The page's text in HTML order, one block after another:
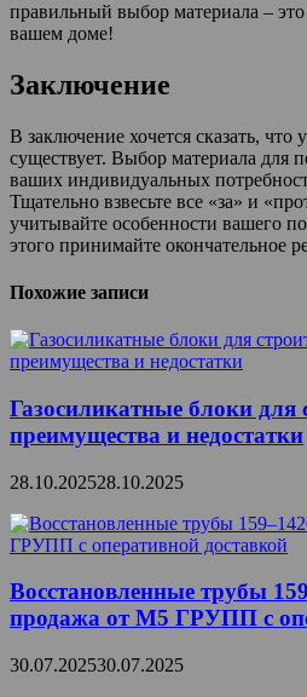
правильный выбор материала –
вашем доме!
Заключение
В заключение хочется сказать,
существует. Выбор материала для
ваших индивидуальных
Тщательно взвесьте все «за» и
учитывайте особенности вашего
этого принимайте окончательное
Похожие записи
Газосиликатные блоки для
преимущества и недостатки
28.10.202528.10.2025
Восстановленные трубы
продажа от М5 ГРУПП с
30.07.202530.07.2025